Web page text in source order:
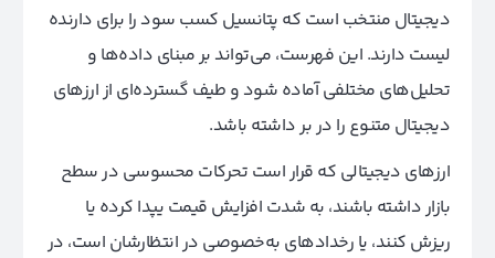
دیجیتال منتخب است که پتانسیل کسب سود را برای دارنده
لیست دارند. این فهرست، می‌تواند بر مبنای داده‌ها و
تحلیل‌های مختلفی آماده شود و طیف گسترده‌ای از ارزهای
دیجیتال متنوع را در بر داشته باشد.
ارزهای دیجیتالی که قرار است تحرکات محسوسی در سطح
بازار داشته باشند، به شدت افزایش قیمت یپدا کرده یا
ریزش کنند، یا رخدادهای به‌خصوصی در انتظارشان است، در